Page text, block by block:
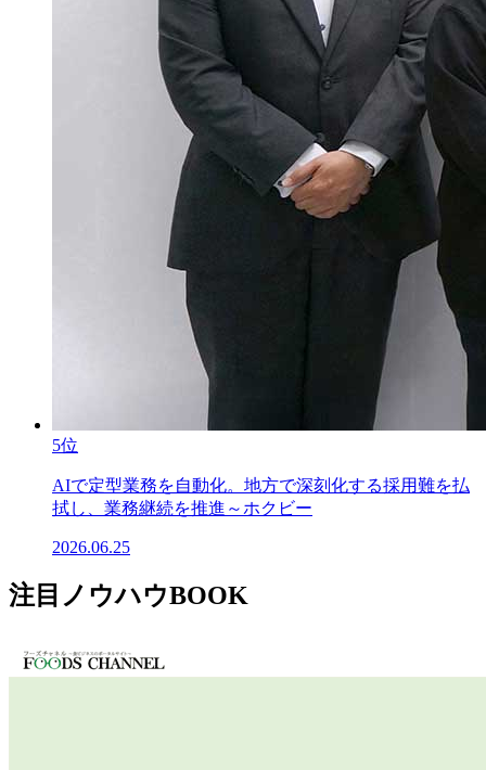
5位
AIで定型業務を自動化。地方で深刻化する採用難を払
拭し、業務継続を推進～ホクビー
2026.06.25
注目ノウハウBOOK